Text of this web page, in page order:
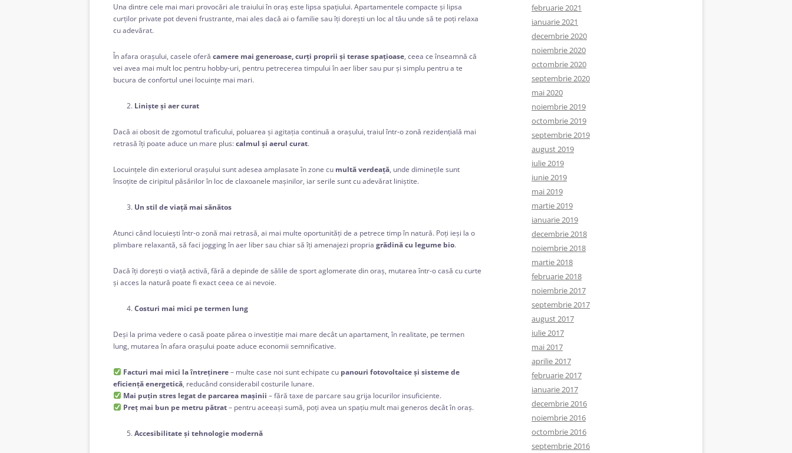
Una dintre cele mai mari provocări ale traiului în oraș este lipsa spațiului. Apartamentele compacte și lipsa
curților private pot deveni frustrante, mai ales dacă ai o familie sau îți dorești un loc al tău unde să te poți relaxa
cu adevărat.
În afara orașului, casele oferă camere mai generoase, curți proprii și terase spațioase, ceea ce înseamnă că
vei avea mai mult loc pentru hobby-uri, pentru petrecerea timpului în aer liber sau pur și simplu pentru a te
bucura de confortul unei locuințe mai mari.
Liniște și aer curat
Dacă ai obosit de zgomotul traficului, poluarea și agitația continuă a orașului, traiul într-o zonă rezidențială mai
retrasă îți poate aduce un mare plus:calmul și aerul curat.
Locuințele din exteriorul orașului sunt adesea amplasate în zone cu multă verdeață, unde diminețile sunt
însoțite de ciripitul păsărilor în loc de claxoanele mașinilor, iar serile sunt cu adevărat liniștite.
Un stil de viață mai sănătos
Atunci când locuiești într-o zonă mai retrasă, ai mai multe oportunități de a petrece timp în natură. Poți ieși la o
plimbare relaxantă, să faci jogging în aer liber sau chiar să îți amenajezi propria grădină cu legume bio.
Dacă îți dorești o viață activă, fără a depinde de sălile de sport aglomerate din oraș, mutarea într-o casă cu curte
și acces la natură poate fi exact ceea ce ai nevoie.
Costuri mai mici pe termen lung
Deși la prima vedere o casă poate părea o investiție mai mare decât un apartament, în realitate, pe termen
lung, mutarea în afara orașului poate aduce economii semnificative.
Facturi mai mici la întreținere– multe case noi sunt echipate cu panouri fotovoltaice și sisteme de
eficiență energetică, reducând considerabil costurile lunare.
Mai puțin stres legat de parcarea mașinii – fără taxe de parcare sau grija locurilor insuficiente.
Preț mai bun pe metru pătrat– pentru aceeași sumă, poți avea un spațiu mult mai generos decât în oraș.
Accesibilitate și tehnologie modernă
februarie 2021
ianuarie 2021
decembrie 2020
noiembrie 2020
octombrie 2020
septembrie 2020
mai 2020
noiembrie 2019
octombrie 2019
septembrie 2019
august 2019
iulie 2019
iunie 2019
mai 2019
martie 2019
ianuarie 2019
decembrie 2018
noiembrie 2018
martie 2018
februarie 2018
noiembrie 2017
septembrie 2017
august 2017
iulie 2017
mai 2017
aprilie 2017
februarie 2017
ianuarie 2017
decembrie 2016
noiembrie 2016
octombrie 2016
septembrie 2016